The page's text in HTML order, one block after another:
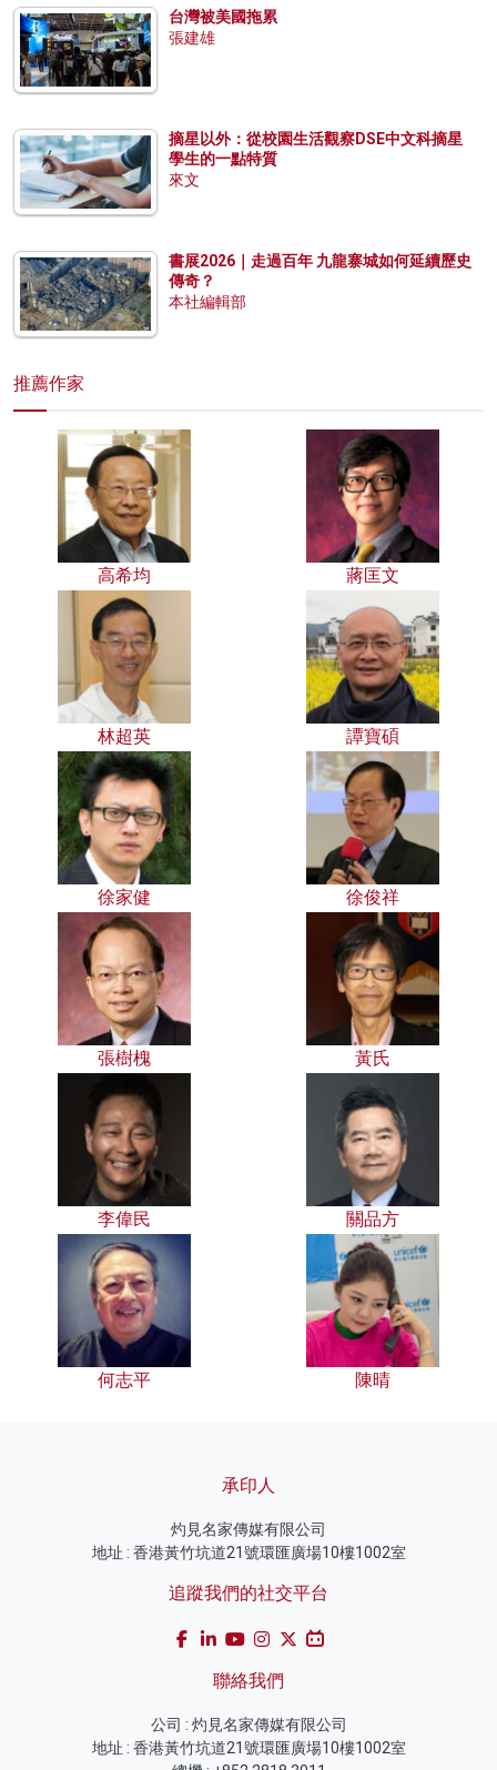
台灣被美國拖累
張建雄
摘星以外：從校園生活觀察DSE中文科摘星
學生的一點特質
來文
書展2026｜走過百年 九龍寨城如何延續歷史
傳奇？
本社編輯部
推薦作家
高希均 蔣匡文
林超英 譚寶碩
徐家健 徐俊祥
張樹槐 黃氏
李偉民 關品方
何志平 陳晴
承印人
灼見名家傳媒有限公司
地址 : 香港黃竹坑道21號環匯廣場10樓1002室
追蹤我們的社交平台
聯絡我們
公司 : 灼見名家傳媒有限公司
地址 : 香港黃竹坑道21號環匯廣場10樓1002室